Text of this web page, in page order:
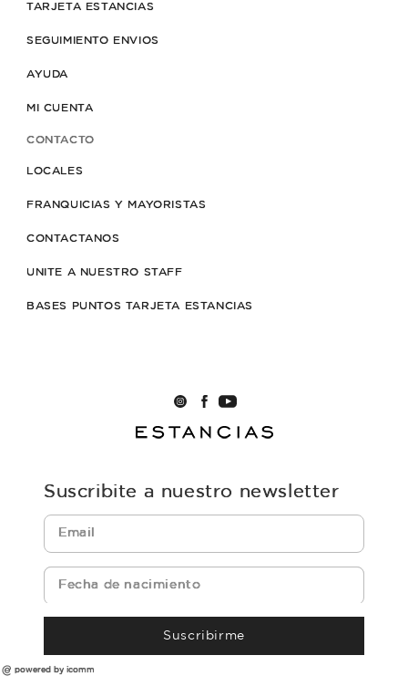
TARJETA ESTANCIAS
SEGUIMIENTO ENVIOS
AYUDA
MI CUENTA
CONTACTO
LOCALES
FRANQUICIAS Y MAYORISTAS
CONTACTANOS
UNITE A NUESTRO STAFF
BASES PUNTOS TARJETA ESTANCIAS
Suscribite a nuestro newsletter
Suscribirme
powered by icomm